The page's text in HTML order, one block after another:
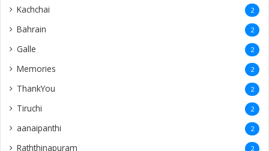
Kachchai 2
Bahrain 2
Galle 2
Memories 2
ThankYou 2
Tiruchi 2
aanaipanthi 2
Raththinapuram 2